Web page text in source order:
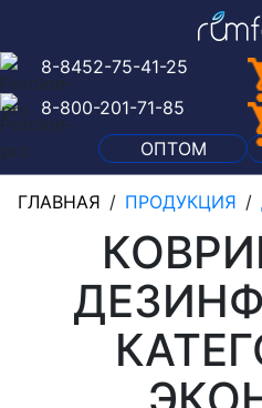
ОПТОМ
8-800-201-71-85
8-8452-75-41-25
ГЛАВНАЯ / ПРОДУКЦИЯ /